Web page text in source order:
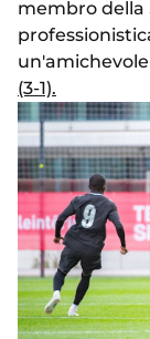
membro della
(3-1).